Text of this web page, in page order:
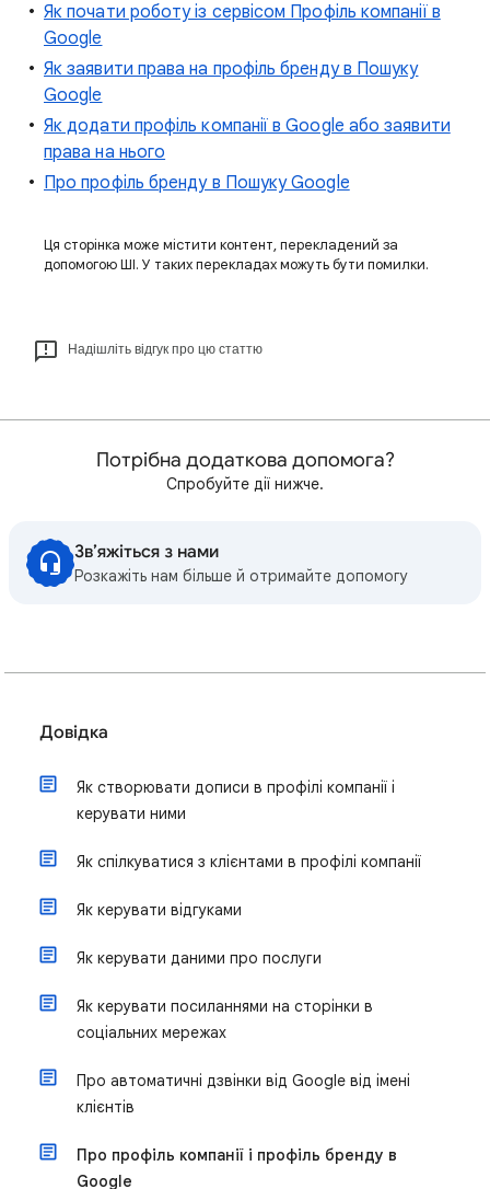
Як почати роботу із сервісом Профіль компанії в
Google
Як заявити права на профіль бренду в Пошуку
Google
Як додати профіль компанії в Google або заявити
права на нього
Про профіль бренду в Пошуку Google
Ця сторінка може містити контент, перекладений за
допомогою ШІ. У таких перекладах можуть бути помилки.
Надішліть відгук про цю статтю
Потрібна додаткова допомога?
Спробуйте дії нижче.
Зв’яжіться з нами
Розкажіть нам більше й отримайте допомогу
Довідка
Як створювати дописи в профілі компанії і
керувати ними
Як спілкуватися з клієнтами в профілі компанії
Як керувати відгуками
Як керувати даними про послуги
Як керувати посиланнями на сторінки в
соціальних мережах
Про автоматичні дзвінки від Google від імені
клієнтів
Про профіль компанії і профіль бренду в
Google